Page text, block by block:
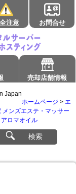
注意 お問合せ
売却店舗情報
Japan
ホームページ > エ
メンズエステ・マッサー
ロマオイル
検索